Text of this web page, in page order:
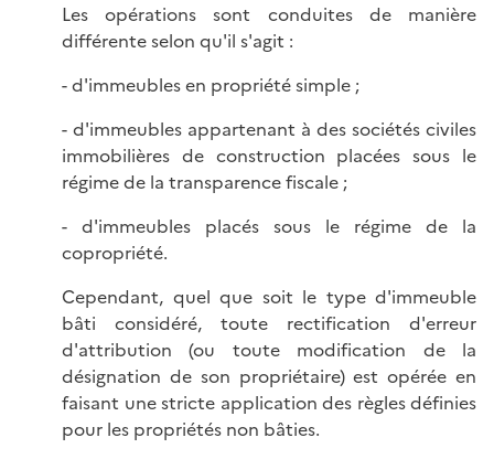
Les opérations sont conduites de manière
différente selon qu'il s'agit :
- d'immeubles en propriété simple ;
- d'immeubles appartenant à des sociétés civiles
immobilières de construction placées sous le
régime de la transparence fiscale ;
- d'immeubles placés sous le régime de la
copropriété.
Cependant, quel que soit le type d'immeuble
bâti considéré, toute rectification d'erreur
d'attribution (ou toute modification de la
désignation de son propriétaire) est opérée en
faisant une stricte application des règles définies
pour les propriétés non bâties.